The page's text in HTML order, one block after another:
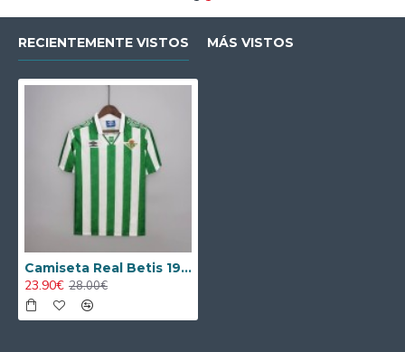
RECIENTEMENTE VISTOS MÁS VISTOS
Camiseta Real Betis 1994/1995 Local Retro
23.90€ 28.00€